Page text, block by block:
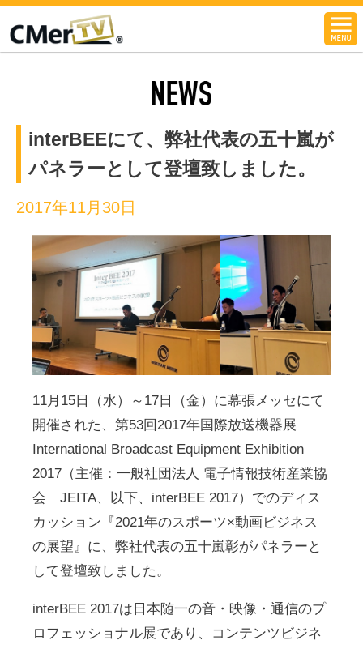
CMerTV
interBEEにて、弊社代表の五十嵐が
パネラーとして登壇致しました。
2017年11月30日
11月15日（水）～17日（金）に幕張メッセにて
開催された、第53回2017年国際放送機器展
International Broadcast Equipment Exhibition
2017（主催：一般社団法人 電子情報技術産業協
会 JEITA、以下、interBEE 2017）でのディス
カッション『2021年のスポーツ×動画ビジネス
の展望』に、弊社代表の五十嵐彰がパネラーと
して登壇致しました。
interBEE 2017は日本随一の音・映像・通信のプ
ロフェッショナル展であり、コンテンツビジネ